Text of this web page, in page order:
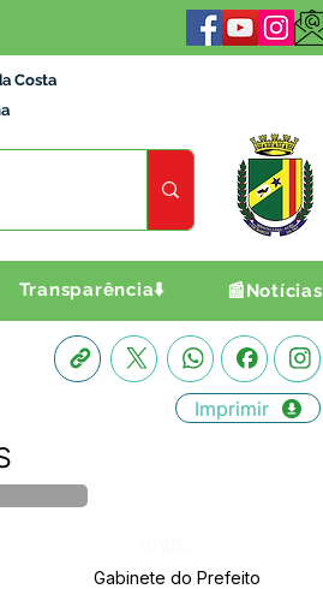
Costa
Transparência⬇️ 📰Notícias
Imprimir
Gabinete do Prefeito